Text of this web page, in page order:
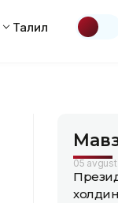
Таҳлил
05 avgust